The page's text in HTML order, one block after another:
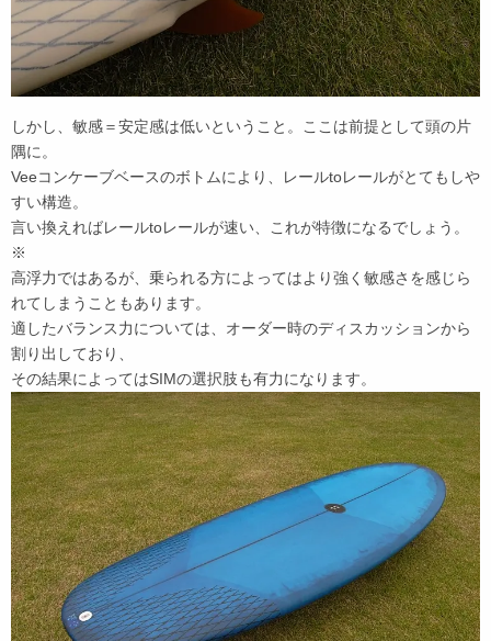
しかし、敏感＝安定感は低いということ。ここは前提として頭の片
隅に。
Veeコンケーブベースのボトムにより、レールtoレールがとてもしや
すい構造。
言い換えればレールtoレールが速い、これが特徴になるでしょう。
※
高浮力ではあるが、乗られる方によってはより強く敏感さを感じら
れてしまうこともあります。
適したバランス力については、オーダー時のディスカッションから
割り出しており、
その結果によってはSIMの選択肢も有力になります。